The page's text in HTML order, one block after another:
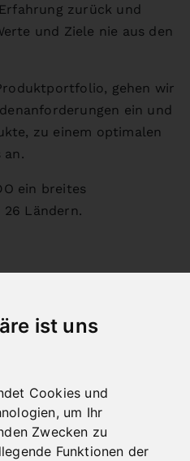
ist uns
Cookies und
um Ihr
Zwecken zu
Funktionen der
zurück und
und Ziele nie aus den
gehen wir
ein und
zu einem optimalen
an.
ein breites
Ländern.